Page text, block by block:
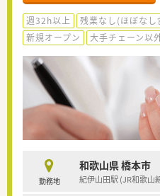
週32h以上 残業なし(ほぼなし
新規オープン
大手チェーン以
勤務地
和歌山県 橋本市
紀伊山田駅 (JR和歌山